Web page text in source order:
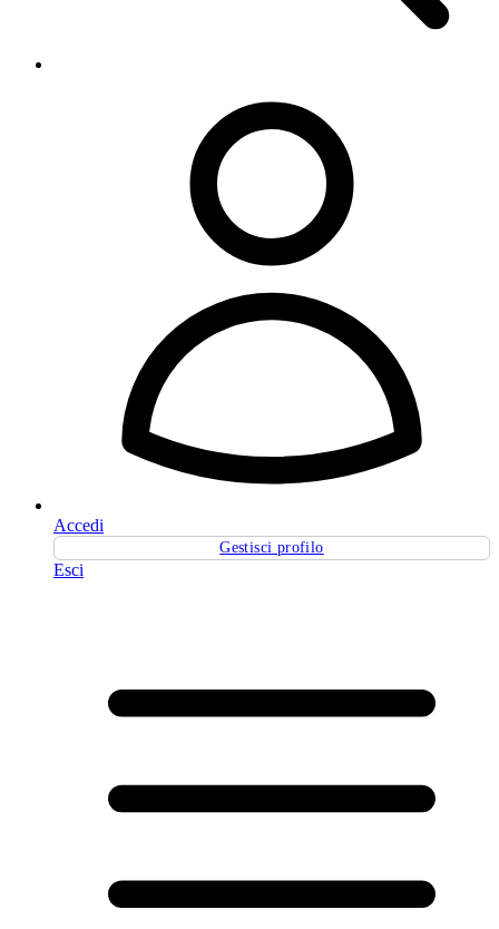
Accedi
Gestisci profilo
Esci